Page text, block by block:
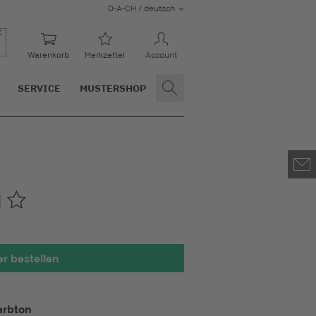
D-A-CH / deutsch
Warenkorb Merkzettel Account
SERVICE MUSTERSHOP
bestellen